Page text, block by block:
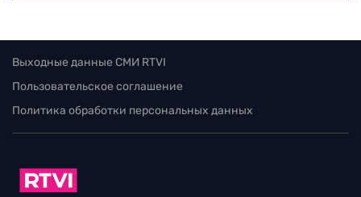
Выходные данные СМИ RTVI
Пользовательское соглашение
Политика обработки персональных данных